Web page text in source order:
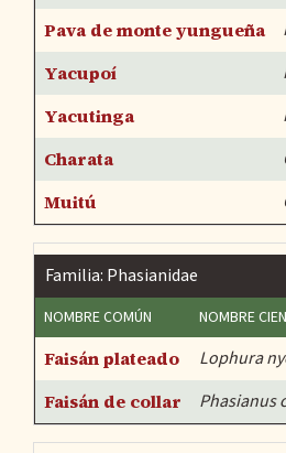
Pava de monte yungueña
Yacupoí
Yacutinga
Charata
Muitú
Familia: Phasianidae
NOMBRE COMÚN NOMBRE
Faisán plateado Lophura
Faisán de collar
Phasianus